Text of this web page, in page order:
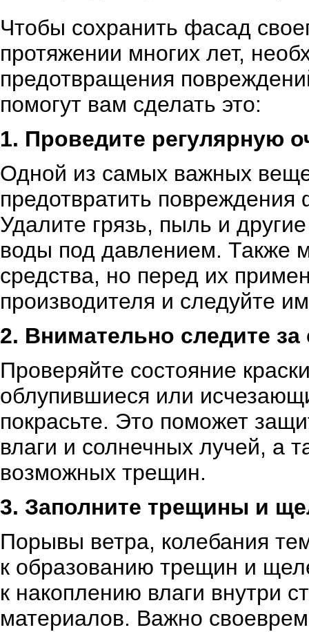
Чтобы сохранить фасад
протяжении многих лет,
предотвращения
помогут вам сделать это:
1. Проведите регулярную
Одной из самых важных
предотвратить повреждения
Удалите грязь, пыль и
воды под давлением. Также
средства, но перед их
производителя и следуйте
2. Внимательно следите за
Проверяйте состояние
облупившиеся или
покрасьте. Это поможет
влаги и солнечных лучей, а
возможных трещин.
3. Заполните трещины и
Порывы ветра, колебания
к образованию трещин и
к накоплению влаги внутри
материалов. Важно